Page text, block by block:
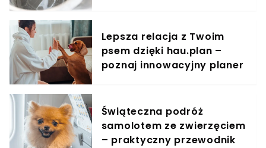
Lepsza relacja z Twoim
psem dzięki hau.plan –
poznaj innowacyjny planer
Świąteczna podróż
samolotem ze zwierzęciem
– praktyczny przewodnik